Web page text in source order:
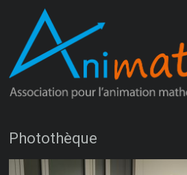
Photothèque